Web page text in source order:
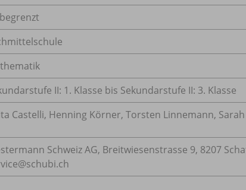
II: 1. Klasse bis Sekundarstufe II: 3. Klasse
Castelli, Henning Körner, Torsten Linnemann, Sarah
Schweiz AG, Breitwiesenstrasse 9, 8207